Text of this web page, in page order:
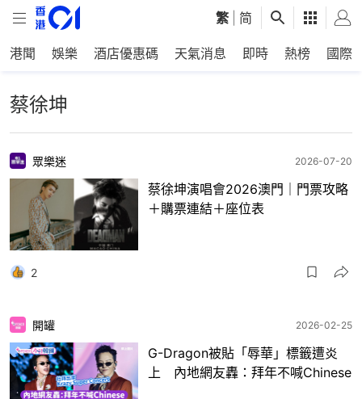
繁 简
港聞 娛樂 酒店優惠碼 天氣消息 即時 熱榜 國際
蔡徐坤
眾樂迷 2026-07-20
蔡徐坤演唱會2026澳門｜門票攻略
＋購票連結＋座位表
2
開罐 2026-02-25
G-Dragon被貼「辱華」標籤遭炎
上 內地網友轟：拜年不喊Chinese